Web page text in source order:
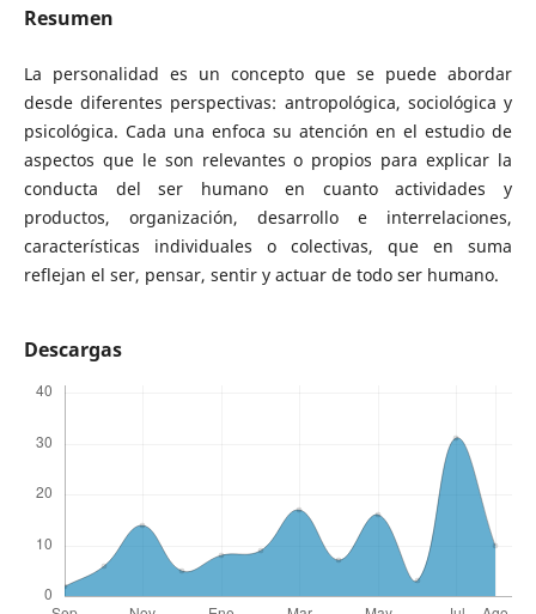
Resumen
La personalidad es un concepto que se puede abordar
desde diferentes perspectivas: antropológica, sociológica y
psicológica. Cada una enfoca su atención en el estudio de
aspectos que le son relevantes o propios para explicar la
conducta del ser humano en cuanto actividades y
productos, organización, desarrollo e interrelaciones,
características individuales o colectivas, que en suma
reflejan el ser, pensar, sentir y actuar de todo ser humano.
Descargas